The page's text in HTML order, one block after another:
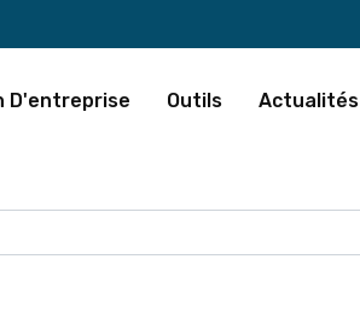
D'entreprise Outils Actualités